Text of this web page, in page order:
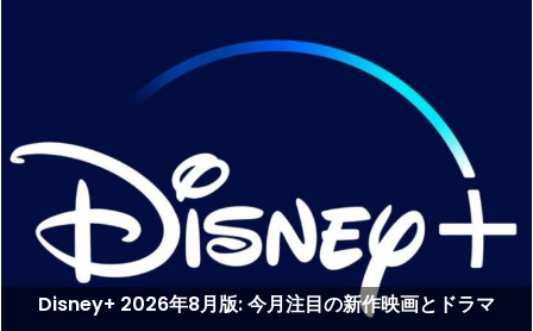
Disney+ 2026年8月版: 今月注目の新作映画とドラマ